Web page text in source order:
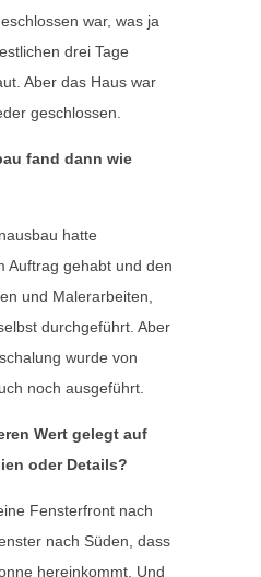
war, was ja
drei Tage
Aber das Haus war
geschlossen.
fand dann wie
hatte
Auftrag gehabt und den
und Malerarbeiten,
durchgeführt. Aber
wurde von
noch ausgeführt.
Wert gelegt auf
oder Details?
Fensterfront nach
nach Süden, dass
hereinkommt. Und